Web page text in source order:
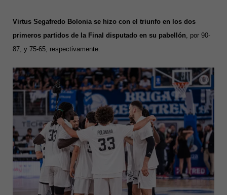
Virtus Segafredo Bolonia se hizo con el triunfo en los dos
primeros partidos de la Final disputado en su pabellón , por 90-
87, y 75-65, respectivamente.